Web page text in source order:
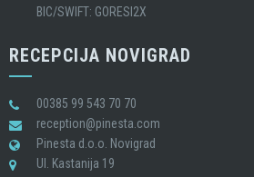
BIC/SWIFT: GORESI2X
RECEPCIJA NOVIGRAD
00385 99 543 70 70
reception@pinesta.com
Pinesta d.o.o. Novigrad
Ul. Kastanija 19